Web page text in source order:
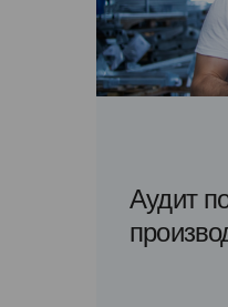
Аудит